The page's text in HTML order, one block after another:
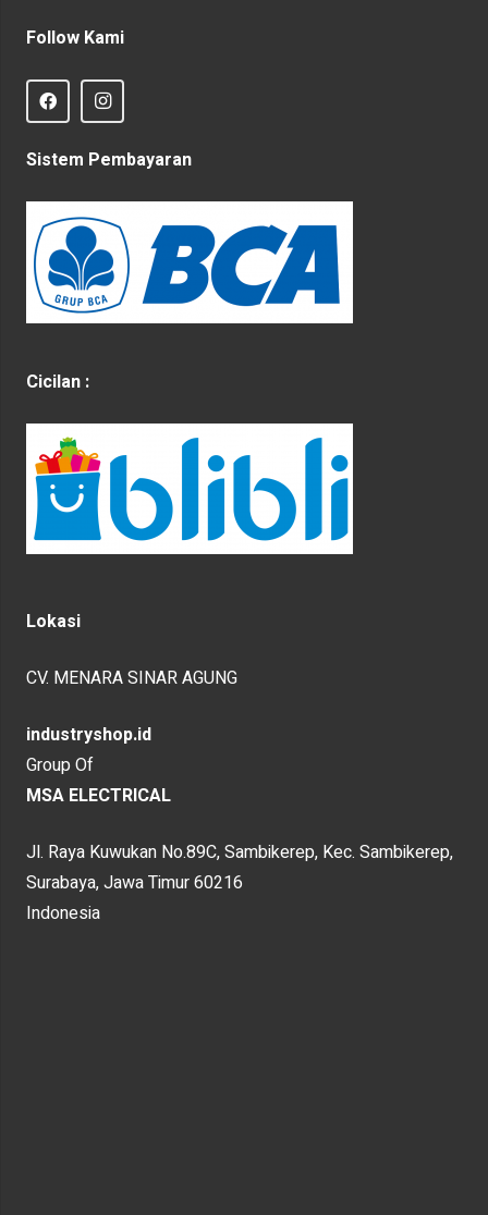
Follow Kami
Sistem Pembayaran
Cicilan :
Lokasi
CV. MENARA SINAR AGUNG
industryshop.id
Group Of
MSA ELECTRICAL
Jl. Raya Kuwukan No.89C, Sambikerep, Kec. Sambikerep,
Surabaya, Jawa Timur 60216
Indonesia